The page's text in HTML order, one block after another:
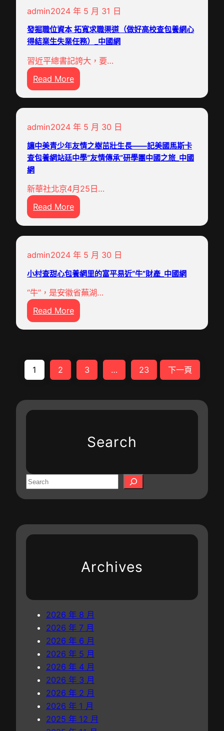
請
續
期
待
我
們
新
作
_
國
網
師
范
生
有
編
有
崗
_
中
網
生
找
九
宮
格
時
迎
業
季
先
“
絲
滑
”
進
行
中
國
網
洲
兒
童
：
追
蹤
關
查
包
養
非
洲
之
干
旱
地
域
兒
童
_
中
門
戶
admin2024 年 5 月 31 日
發掘職位資本 拓寬求職渠道（做好高校查包養網心
得結業生失業任務）_中國網
習近平總書記誇大，要…
Read More:
發
位
資
本
寬
求
職
道
做
好
高
校
查
心
得
國
網
admin2024 年 5 月 30 日
讓中美青少年友情之樹茁壯生長——記美國馬斯卡
查包養網站廷中學“友情傳承”研學團中國之旅_中國
網
新華社北京4月25日…
Read More:
讓
青
少
友
情
之
壯
生
—
養
廷
學
“
友
情
傳
承
”
研
學
團
中
admin2024 年 5 月 30 日
小村查甜心包養網里的富平易近“牛”財產_中國網
“牛”，是安徽省蕪湖…
Read More:
小
甜
心
養
”
網
1 2 3 … 23 下一頁
Search
S
Archives
2026 年 8 月
2026 年 7 月
2026 年 6 月
2026 年 5 月
2026 年 4 月
2026 年 3 月
2026 年 2 月
2026 年 1 月
2025 年 12 月